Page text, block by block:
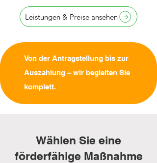
Leistungen & Preise ansehen
Von der Antragstellung bis zur
Auszahlung – wir begleiten Sie
komplett.
Wählen Sie eine
förderfähige Maßnahme